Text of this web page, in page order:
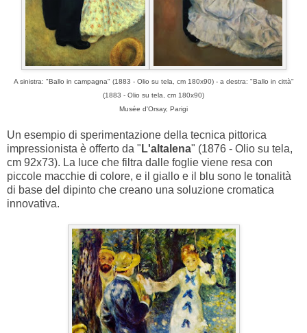
A sinistra: "Ballo in campagna" (1883 - Olio su tela, cm 180x90) - a destra: "Ballo in città"
(1883 - Olio su tela, cm 180x90)
Musée d'Orsay, Parigi
Un esempio di sperimentazione della tecnica pittorica
impressionista è offerto da " L'altalena" (1876 - Olio su tela,
cm 92x73). La luce che filtra dalle foglie viene resa con
piccole macchie di colore, e il giallo e il blu sono le tonalità
di base del dipinto che creano una soluzione cromatica
innovativa.